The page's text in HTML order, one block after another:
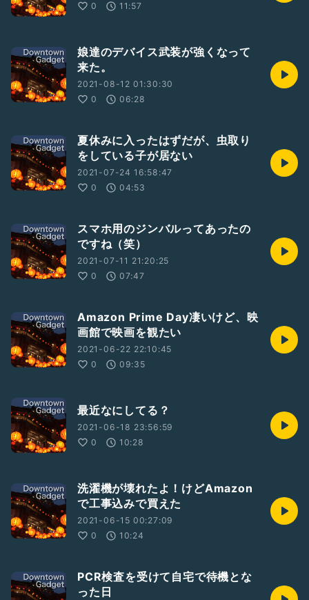
0
11:57
娘達のデバイス武装が強くなって
来た。
2021-08-12 01:30:30
0
06:28
夏休みに入ったはずだが、虫取り
をしている子が居ない
2021-07-24 16:58:47
0
04:53
スマホ用のジンバルってあったの
ですね（笑）
2021-07-11 21:20:25
0
07:47
Amazon Prime Day凄いけど、映
画館で映画を観たい
2021-06-22 22:10:45
0
09:35
最近なにしてる？
2021-06-18 23:56:59
0
10:28
洗濯機が壊れたよ！けどAmazon
で工事込みで買えた
2021-06-15 00:27:09
0
10:24
PCR検査を受けて自宅で待機とな
った日